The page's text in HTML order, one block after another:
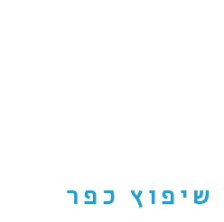
שיפוץ כפר